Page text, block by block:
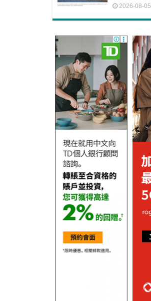
2026-08-05